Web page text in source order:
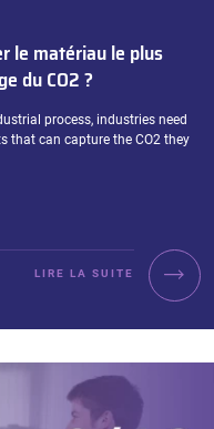
le matériau le plus
du CO2 ?
process, industries need
that can capture the CO2 they
LIRE LA SUITE